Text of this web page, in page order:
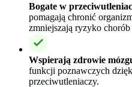
Bogate w
pomagają chronić
zmniejszają ryzyko chorób
Wspierają zdrowie
funkcji poznawczych
przeciwutleniaczy.